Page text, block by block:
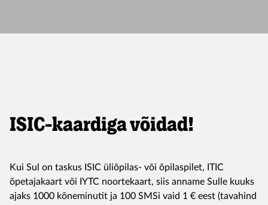
ISIC-kaardiga võidad!
Kui Sul on taskus ISIC üliõpilas- või õpilaspilet, ITIC
õpetajakaart või IYTC noortekaart, siis anname Sulle kuuks
ajaks 1000 kõneminutit ja 100 SMSi vaid 1 € eest (tavahind